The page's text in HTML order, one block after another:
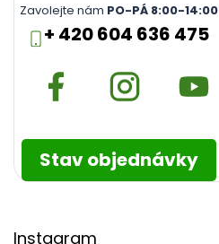
Zavolejte nám PO-PÁ 8:00-14:00
+ 420 604 636 475
Stav objednávky
Instagram